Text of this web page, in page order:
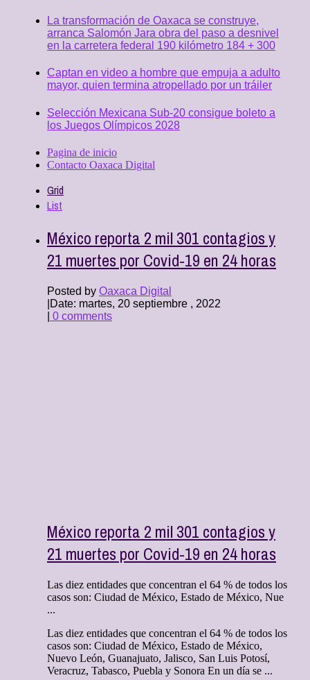
La transformación de Oaxaca se construye,
arranca Salomón Jara obra del paso a desnivel
en la carretera federal 190 kilómetro 184 + 300
Captan en video a hombre que empuja a adulto
mayor, quien termina atropellado por un tráiler
Selección Mexicana Sub-20 consigue boleto a
los Juegos Olímpicos 2028
Pagina de inicio
Contacto Oaxaca Digital
Grid
List
México reporta 2 mil 301 contagios y
21 muertes por Covid-19 en 24 horas
Posted by Oaxaca Digital
Date: martes, 20 septiembre , 2022
0 comments
México reporta 2 mil 301 contagios y
21 muertes por Covid-19 en 24 horas
Las diez entidades que concentran el 64 % de todos los
casos son: Ciudad de México, Estado de México, Nue
...
Las diez entidades que concentran el 64 % de todos los
casos son: Ciudad de México, Estado de México,
Nuevo León, Guanajuato, Jalisco, San Luis Potosí,
Veracruz, Tabasco, Puebla y Sonora En un día se ...